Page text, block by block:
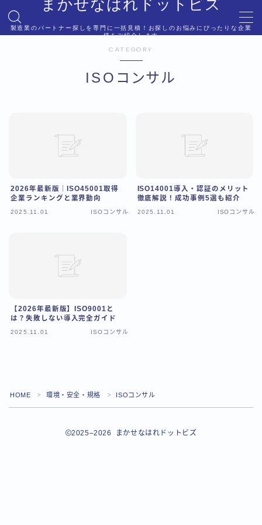
まかせなはれドットビズ
製造業のパートナー探しを専門に一括見積！お探しのお悩みにぴったりな企業
様をご紹介します
デモプリセット記事 #6
利用規約／特定商取引法に基づく表記
有料記事の決済完了ページ
CATEGORY
ISOコンサル
2026年最新版｜ISO45001取得
企業ランキングと業界動向
2025.11.01 ISOコンサル
ISO14001導入・認証のメリット
徹底解説！成功事例5選も紹介
2025.11.01 ISOコンサル
【2026年最新版】ISO9001と
は？失敗しない導入完全ガイド
2025.11.01 ISOコンサル
HOME ＞ 環境・安全・規格 ＞ ISOコンサル
2025–2026 まかせなはれドットビズ